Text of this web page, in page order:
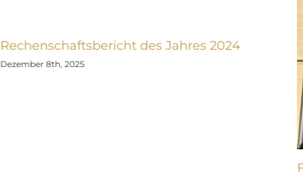
Rechenschaftsbericht des Jahres 2024
Dezember 8th, 2025